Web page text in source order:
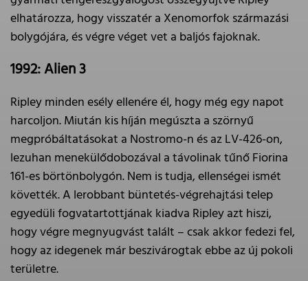
elhatározza, hogy visszatér a Xenomorfok származási
bolygójára, és végre véget vet a baljós fajoknak.
1992: Alien 3
Ripley minden esély ellenére él, hogy még egy napot
harcoljon. Miután kis híján megúszta a szörnyű
megpróbáltatásokat a Nostromo-n és az LV-426-on,
lezuhan menekülődobozával a távolinak tűnő Fiorina
161-es börtönbolygón. Nem is tudja, ellenségei ismét
követték. A lerobbant büntetés-végrehajtási telep
egyedüli fogvatartottjának kiadva Ripley azt hiszi,
hogy végre megnyugvást talált – csak akkor fedezi fel,
hogy az idegenek már beszivárogtak ebbe az új pokoli
területre.